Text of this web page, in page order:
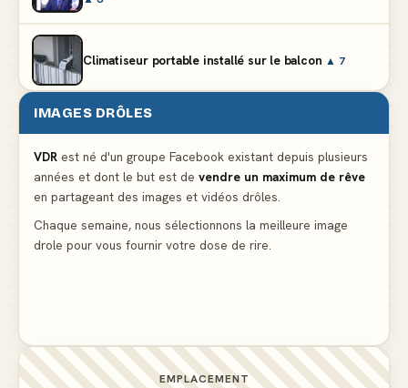
Climatiseur portable installé sur le balcon ▲ 7
Le problème cardiaque du médecin ▲ 5
La voisine en bikini pour que le mari tonde la
pelouse
IMAGES DRÔLES
VDR est né d'un groupe Facebook existant depuis plusieurs
années et dont le but est de vendre un maximum de rêve
en partageant des images et vidéos drôles.
Chaque semaine, nous sélectionnons la meilleure image
drole pour vous fournir votre dose de rire.
EMPLACEMENT